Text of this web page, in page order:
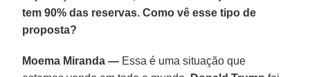
tem 90% das reservas. Como vê esse tipo de
proposta?
Moema Miranda — Essa é uma situação que